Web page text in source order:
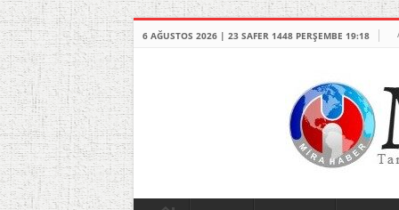
6 AĞUSTOS 2026 | 23 SAFER 1448 PERŞEMBE 19:18